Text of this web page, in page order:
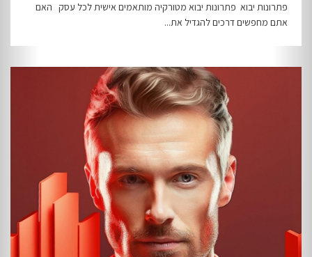
פתרונות יבוא פתרונות יבוא מטורקיה מותאמים אישית לכל עסק האם
אתם מחפשים דרכים להגדיל את...